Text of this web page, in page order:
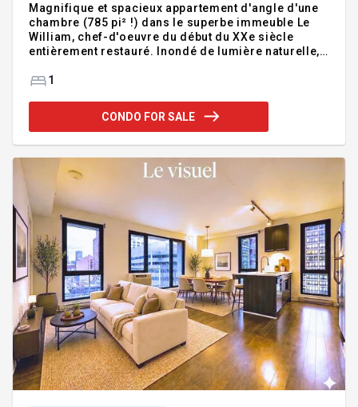
Magnifique et spacieux appartement d'angle d'une
chambre (785 pi² !) dans le superbe immeuble Le
William, chef-d'oeuvre du début du XXe siècle
entièrement restauré. Inondé de lumière naturelle,
de 2,13 m et de grandes fenêtres. Finitions haut de
d'un balcon privé donnant sur la paisible cour
intérieure, dclimatisation murale et d'un garage
avec piscine et un chalet urbain,salle de exercise et
1
CONDO FOR SALE